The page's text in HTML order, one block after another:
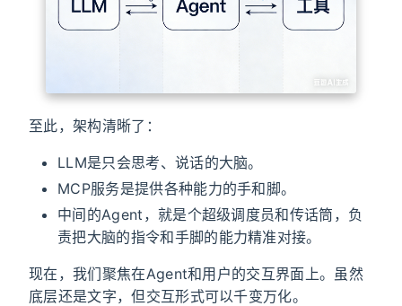
至此，架构清晰了：
LLM​是只会思考、说话的大脑。
MCP服务​是提供各种能力的手和脚。
中间的Agent，就是个超级调度员和传话筒，负
责把大脑的指令和手脚的能力精准对接。
现在，我们聚焦在Agent和用户的交互界面上。虽然
底层还是文字，但交互形式可以千变万化。